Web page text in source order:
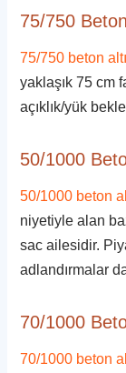
75/750
75/750 beton
yaklaşık 75 cm
açıklık/yük
50/1000
50/1000 beton
niyetiyle alan
sac ailesidir.
adlandırmalar
70/1000
70/1000 beton